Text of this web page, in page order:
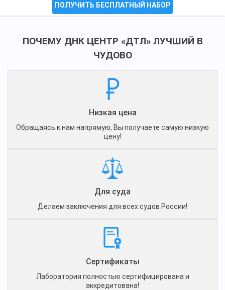
ПОЛУЧИТЬ БЕСПЛАТНЫЙ НАБОР
ПОЧЕМУ ДНК ЦЕНТР «ДТЛ» ЛУЧШИЙ В
ЧУДОВО
Низкая цена
Обращаясь к нам напрямую, Вы получаете самую низкую
цену!
Для суда
Делаем заключения для всех судов России!
Сертификаты
Лаборатория полностью сертифицирована и
аккредитована!